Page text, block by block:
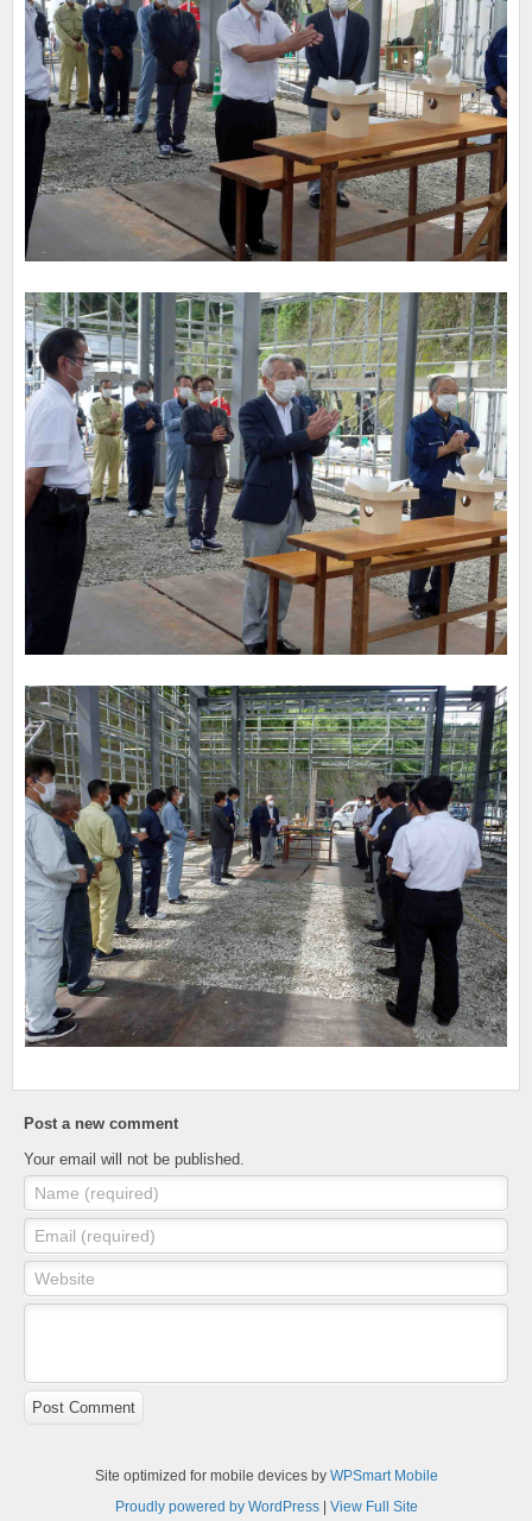
Post a new comment
Your email will not be published.
Name (required)
Email (required)
Website
Post Comment
Site optimized for mobile devices by WPSmart Mobile
Proudly powered by WordPress| View Full Site